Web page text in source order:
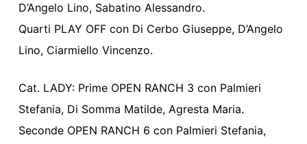
D’Angelo Lino, Sabatino Alessandro.
Quarti PLAY OFF con Di Cerbo Giuseppe, D’Angelo
Lino, Ciarmiello Vincenzo.
Cat. LADY: Prime OPEN RANCH 3 con Palmieri
Stefania, Di Somma Matilde, Agresta Maria.
Seconde OPEN RANCH 6 con Palmieri Stefania,